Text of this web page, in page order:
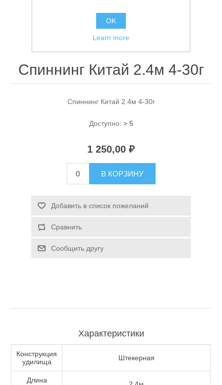
Спасательные средства
Туризм и Активный отдых
Спиннинг Китай 2.4м 4-30г
Спиннинг Китай 2.4м 4-30г
Доступно: > 5
1 250,00 ₽
В КОРЗИНУ
Добавить в список пожеланий
Сравнить
Сообщить другу
Характеристики
Конструкция
удилища
Штекерная
Длина
OK
Learn more